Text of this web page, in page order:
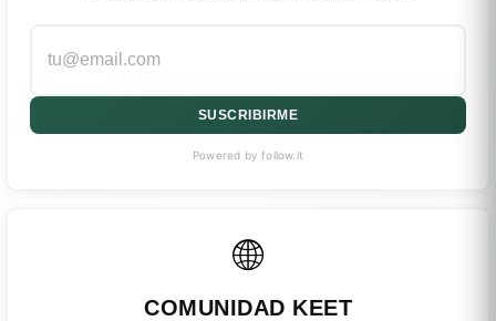
SUSCRIBIRME
Powered by follow.it
🌐
COMUNIDAD KEET